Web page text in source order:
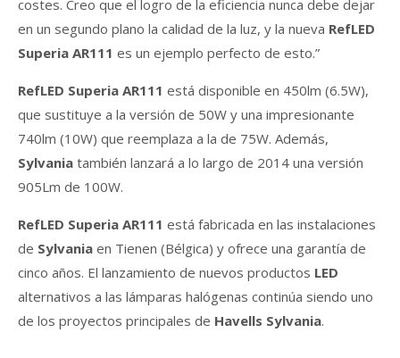
costes. Creo que el logro de la eficiencia nunca debe dejar
en un segundo plano la calidad de la luz, y la nueva RefLED
Superia AR111 es un ejemplo perfecto de esto.”
RefLED Superia AR111 está disponible en 450lm (6.5W),
que sustituye a la versión de 50W y una impresionante
740lm (10W) que reemplaza a la de 75W. Además,
Sylvania también lanzará a lo largo de 2014 una versión
905Lm de 100W.
RefLED Superia AR111 está fabricada en las instalaciones
de Sylvania en Tienen (Bélgica) y ofrece una garantía de
cinco años. El lanzamiento de nuevos productos LED
alternativos a las lámparas halógenas continúa siendo uno
de los proyectos principales de Havells Sylvania.